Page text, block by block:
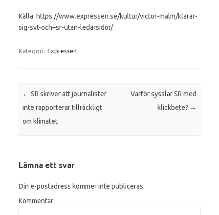
Källa: https://www.expressen.se/kultur/victor-malm/klarar-
sig-svt-och–sr-utan-ledarsidor/
Kategori: Expressen
Inläggsnavigering
← SR skriver att journalister
inte rapporterar tillräckligt
om klimatet
Varför sysslar SR med
klickbete? →
Lämna ett svar
Din e-postadress kommer inte publiceras.
Kommentar